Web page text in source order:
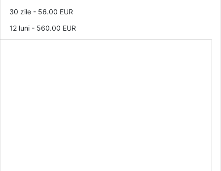
30 zile - 56.00 EUR
12 luni - 560.00 EUR